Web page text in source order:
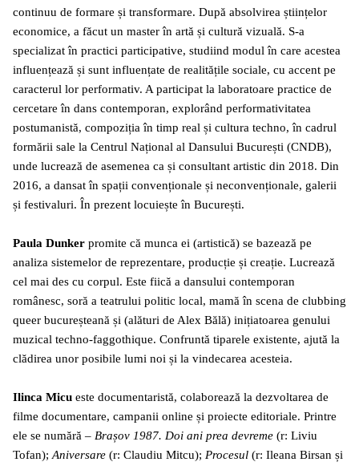
continuu de formare și transformare. După absolvirea științelor
economice, a făcut un master în artă și cultură vizuală. S-a
specializat în practici participative, studiind modul în care acestea
influențează și sunt influențate de realitățile sociale, cu accent pe
caracterul lor performativ. A participat la laboratoare practice de
cercetare în dans contemporan, explorând performativitatea
postumanistă, compoziția în timp real și cultura techno, în cadrul
formării sale la Centrul Național al Dansului București (CNDB),
unde lucrează de asemenea ca și consultant artistic din 2018. Din
2016, a dansat în spații convenționale și neconvenționale, galerii
și festivaluri. În prezent locuiește în București.
Paula Dunker promite că munca ei (artistică) se bazează pe
analiza sistemelor de reprezentare, producție și creație. Lucrează
cel mai des cu corpul. Este fiică a dansului contemporan
românesc, soră a teatrului politic local, mamă în scena de clubbing
queer bucureșteană și (alături de Alex Bălă) inițiatoarea genului
muzical techno-faggothique. Confruntă tiparele existente, ajută la
clădirea unor posibile lumi noi și la vindecarea acesteia.
Ilinca Micu este documentaristă, colaborează la dezvoltarea de
filme documentare, campanii online și proiecte editoriale. Printre
ele se numără – Brașov 1987. Doi ani prea devreme (r: Liviu
Tofan); Aniversare (r: Claudiu Mitcu); Procesul (r: Ileana Birsan și